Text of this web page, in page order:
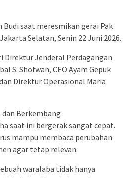
saat meresmikan gerai Pak
Selatan, Senin 22 Juni 2026.
Jenderal Perdagangan
S. Shofwan, CEO Ayam Gepuk
Direktur Operasional Maria
Berkembang
saat ini bergerak sangat cepat.
mampu membaca perubahan
agar tetap relevan.
waralaba tidak hanya